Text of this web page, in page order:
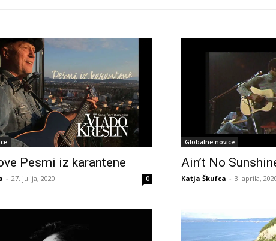
Pesmi iz karantene
- 27. julija, 2020 0
Globalne novice
Ain’t No
Katja Škufca - 3. aprila,